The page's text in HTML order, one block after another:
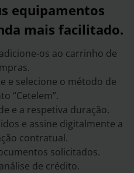
equipamentos
mais facilitado.
os ao carrinho de
e selecione o método de
“Cetelem”.
e a respetiva duração.
e assine digitalmente a
contratual.
solicitados.
de crédito.